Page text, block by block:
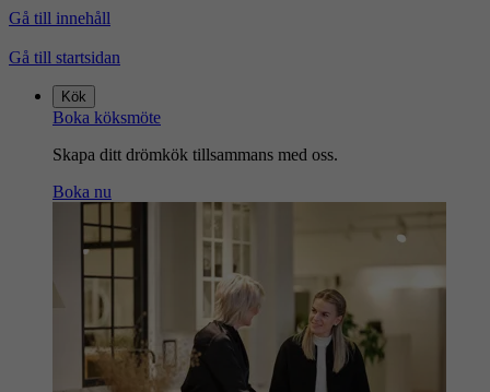
Gå till innehåll
Gå till startsidan
Kök
Boka köksmöte
Skapa ditt drömkök tillsammans med oss.
Boka nu